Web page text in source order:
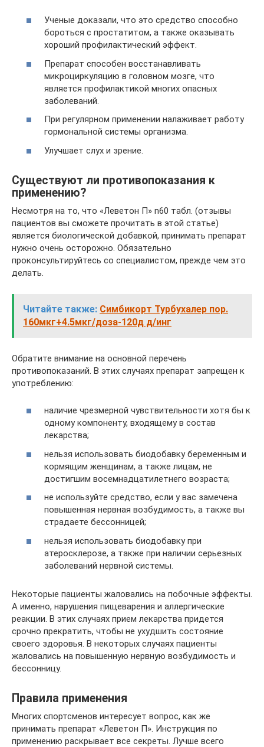
Ученые доказали, что это средство способно
бороться с простатитом, а также оказывать
хороший профилактический эффект.
Препарат способен восстанавливать
микроциркуляцию в головном мозге, что
является профилактикой многих опасных
заболеваний.
При регулярном применении налаживает работу
гормональной системы организма.
Улучшает слух и зрение.
Существуют ли противопоказания к
применению?
Несмотря на то, что «Леветон П» n60 табл. (отзывы
пациентов вы сможете прочитать в этой статье)
является биологической добавкой, принимать препарат
нужно очень осторожно. Обязательно
проконсультируйтесь со специалистом, прежде чем это
делать.
Читайте также: Симбикорт Турбухалер пор.
160мкг+4.5мкг/доза-120д д/инг
Обратите внимание на основной перечень
противопоказаний. В этих случаях препарат запрещен к
употреблению:
наличие чрезмерной чувствительности хотя бы к
одному компоненту, входящему в состав
лекарства;
нельзя использовать биодобавку беременным и
кормящим женщинам, а также лицам, не
достигшим восемнадцатилетнего возраста;
не используйте средство, если у вас замечена
повышенная нервная возбудимость, а также вы
страдаете бессонницей;
нельзя использовать биодобавку при
атеросклерозе, а также при наличии серьезных
заболеваний нервной системы.
Некоторые пациенты жаловались на побочные эффекты.
А именно, нарушения пищеварения и аллергические
реакции. В этих случаях прием лекарства придется
срочно прекратить, чтобы не ухудшить состояние
своего здоровья. В некоторых случаях пациенты
жаловались на повышенную нервную возбудимость и
бессонницу.
Правила применения
Многих спортсменов интересует вопрос, как же
принимать препарат «Леветон П». Инструкция по
применению раскрывает все секреты. Лучше всего